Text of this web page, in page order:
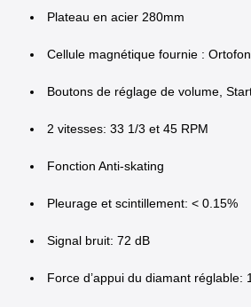
Plateau en acier 280mm
Cellule magnétique fournie :
Boutons de réglage de volume,
2 vitesses: 33 1/3 et 45 RPM
Fonction Anti-skating
Pleurage et scintillement: < 0.15%
Signal bruit: 72 dB
Force d’appui du diamant réglable: